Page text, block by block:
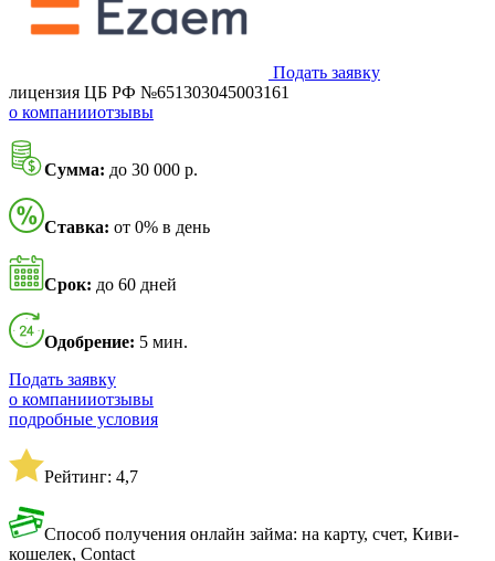
Подать заявку
лицензия ЦБ РФ №651303045003161
о компанииотзывы
Сумма: до 30 000 р.
Ставка: от 0% в день
Срок: до 60 дней
Одобрение: 5 мин.
Подать заявку
о компанииотзывы
подробные условия
Рейтинг: 4,7
Способ получения онлайн займа: на карту, счет, Киви-
кошелек, Contact